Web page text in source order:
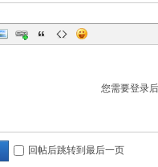
您需要登录
回帖后跳转到最后一页